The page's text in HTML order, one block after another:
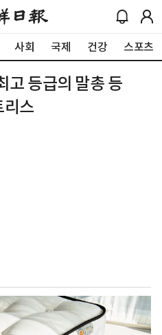
사회 국제 건강 스포츠
등급의 말총 등
리스